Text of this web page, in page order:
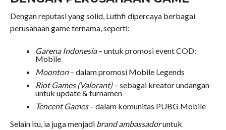
Dengan reputasi yang solid, Luthfi dipercaya berbagai
perusahaan game ternama, seperti:
Garena Indonesia– untuk promosi event COD:
Mobile
Moonton– dalam promosi Mobile Legends
Riot Games (Valorant)– sebagai kreator undangan
untuk update & turnamen
Tencent Games– dalam komunitas PUBG Mobile
Selain itu, ia juga menjadi brand ambassadoruntuk